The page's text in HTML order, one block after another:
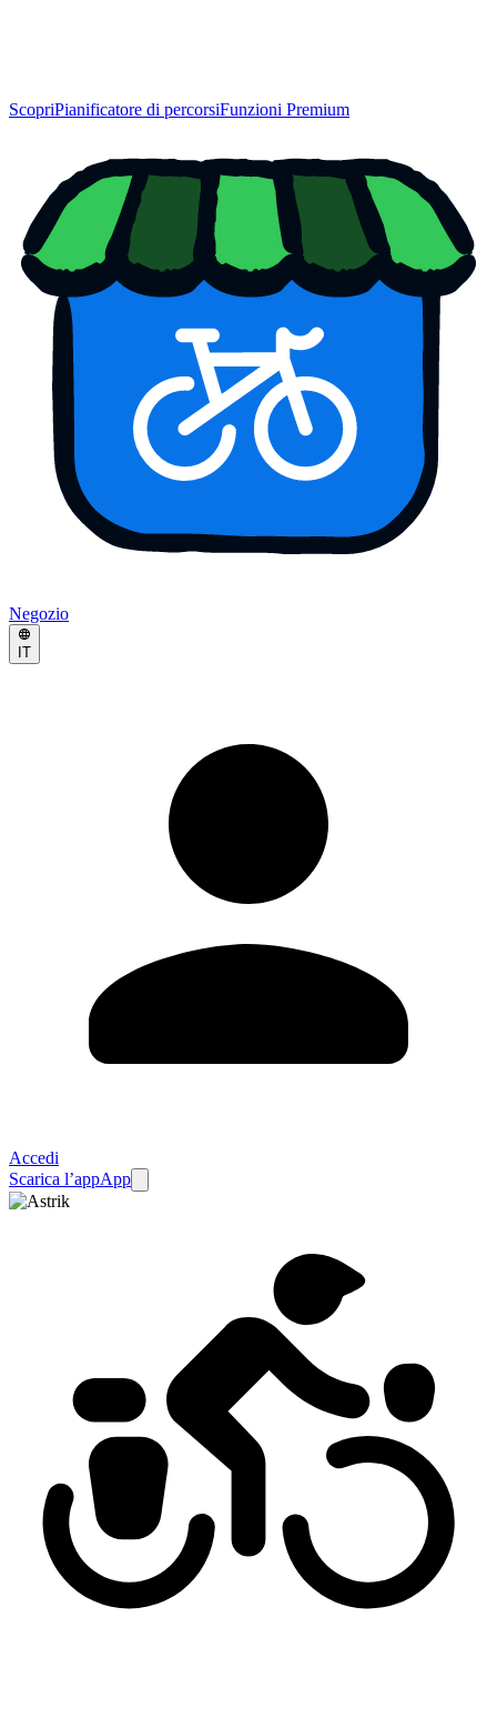
ScopriPianificatore di percorsiFunzioni Premium
Negozio
IT
Accedi
Scarica l’appApp